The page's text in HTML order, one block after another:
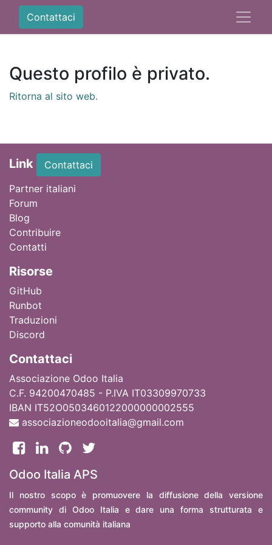
Contattaci
Questo profilo è privato.
Ritorna al sito web.
Link
Contattaci
Partner italiani
Forum
Blog
Contribuire
Contatti
Risorse
GitHub
Runbot
Traduzioni
Discord
Contattaci
Associazione Odoo Italia
C.F. 94200470485 - P.IVA IT03309970733
IBAN IT52O0503460122000000002555
associazioneodooitalia@gmail.com
Odoo Italia APS
Il nostro scopo è promuovere la diffusione della versione
community di Odoo Italia e dare una forma strutturata e
supporto alla comunità italiana